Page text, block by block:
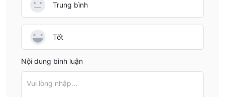
Trung bình
Tốt
Nội dung bình luận
Vui lòng nhập...